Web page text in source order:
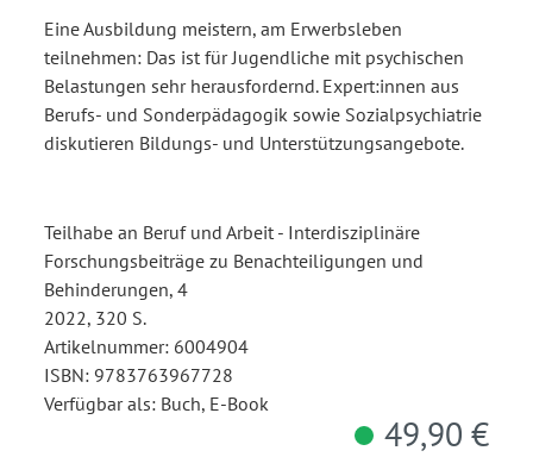
Eine Ausbildung meistern, am Erwerbsleben
teilnehmen: Das ist für Jugendliche mit psychischen
Belastungen sehr herausfordernd. Expert:innen aus
Berufs- und Sonderpädagogik sowie Sozialpsychiatrie
diskutieren Bildungs- und Unterstützungsangebote.
Teilhabe an Beruf und Arbeit - Interdisziplinäre
Forschungsbeiträge zu Benachteiligungen und
Behinderungen, 4
2022, 320 S.
Artikelnummer: 6004904
ISBN: 9783763967728
Verfügbar als: Buch, E-Book
49,90 €